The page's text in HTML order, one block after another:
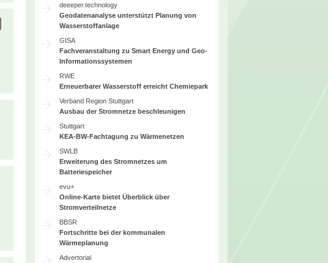
deeeper.technology
Geodatenanalyse unterstützt Planung von
Wasserstoffanlage
GISA
Fachveranstaltung zu Smart Energy und Geo-
Informationssystemen
RWE
Erneuerbarer Wasserstoff erreicht Chemiepark
Verband Region Stuttgart
Ausbau der Stromnetze beschleunigen
Stuttgart
KEA-BW-Fachtagung zu Wärmenetzen
SWLB
Erweiterung des Stromnetzes um
Batteriespeicher
evu+
Online-Karte bietet Überblick über
Stromverteilnetze
BBSR
Fortschritte bei der kommunalen
Wärmeplanung
Advertorial